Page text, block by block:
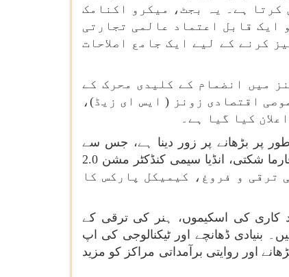
کرتا ہے۔ یہ بجٹ، میکرو اکنامک
ایک قابل اعتماد عالمی تجارتی
کرنے کے لیے ایک جامع اصلاحات
میں انضمام کے کلیدی محرک کے
اقتصادی زونز ( ایس ای زیڈ)،
کیا گیا ہے۔
پر بڑھانے پر زور دینا ہے، جس سے
برآمداتی مسابقت کو تقویت ملے گی اور اہم درآمداتی انحصار کو کم کیا جائے گا۔ کلیدی اقدامات میں بایو فارما شکتی، انڈیا سیمی کنڈکٹر مشن 2.0
ترقی و فروغ، کیمیکل پارکس کا
کاری کی اسکیموں، ہنر کی ترقی کے
بنیادی ڈھانچے اور ٹیکنالوجی کی اپ
بڑھانے اور روایتی برآمداتی مراکز کو مزید